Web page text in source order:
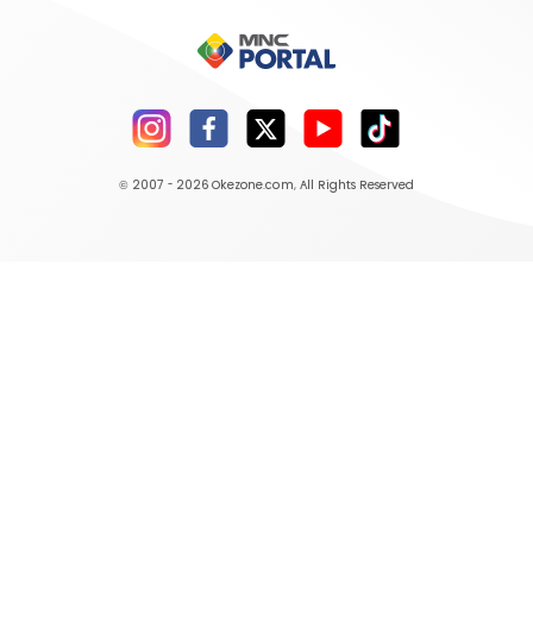
© 2007 - 2026 Okezone.com, All Rights Reserved